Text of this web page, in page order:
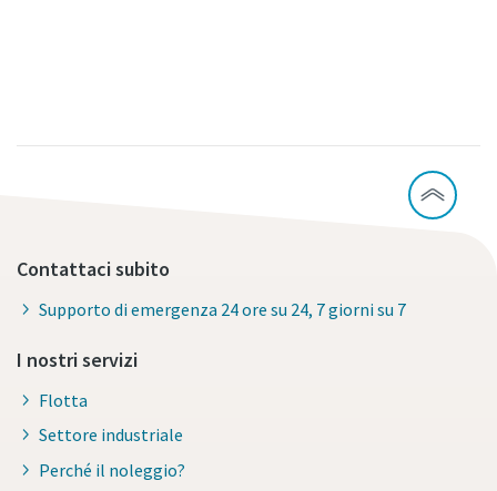
Contattaci subito
Supporto di emergenza 24 ore su 24, 7 giorni su 7
I nostri servizi
Flotta
Settore industriale
Perché il noleggio?